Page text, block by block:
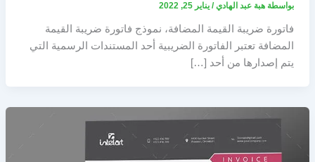
بواسطة هبة عبد الهادي/ يناير 25, 2022
فاتورة ضريبة القيمة المضافة، نموذج فاتورة ضريبة القيمة
المضافة تعتبر الفاتورة الضريبية أحد المستندات الرسمية التي
يتم إصدارها من أحد […]